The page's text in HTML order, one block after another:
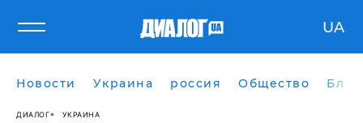
UA
Новости Украина россия Общество
ДИАЛОГ УКРАИНА